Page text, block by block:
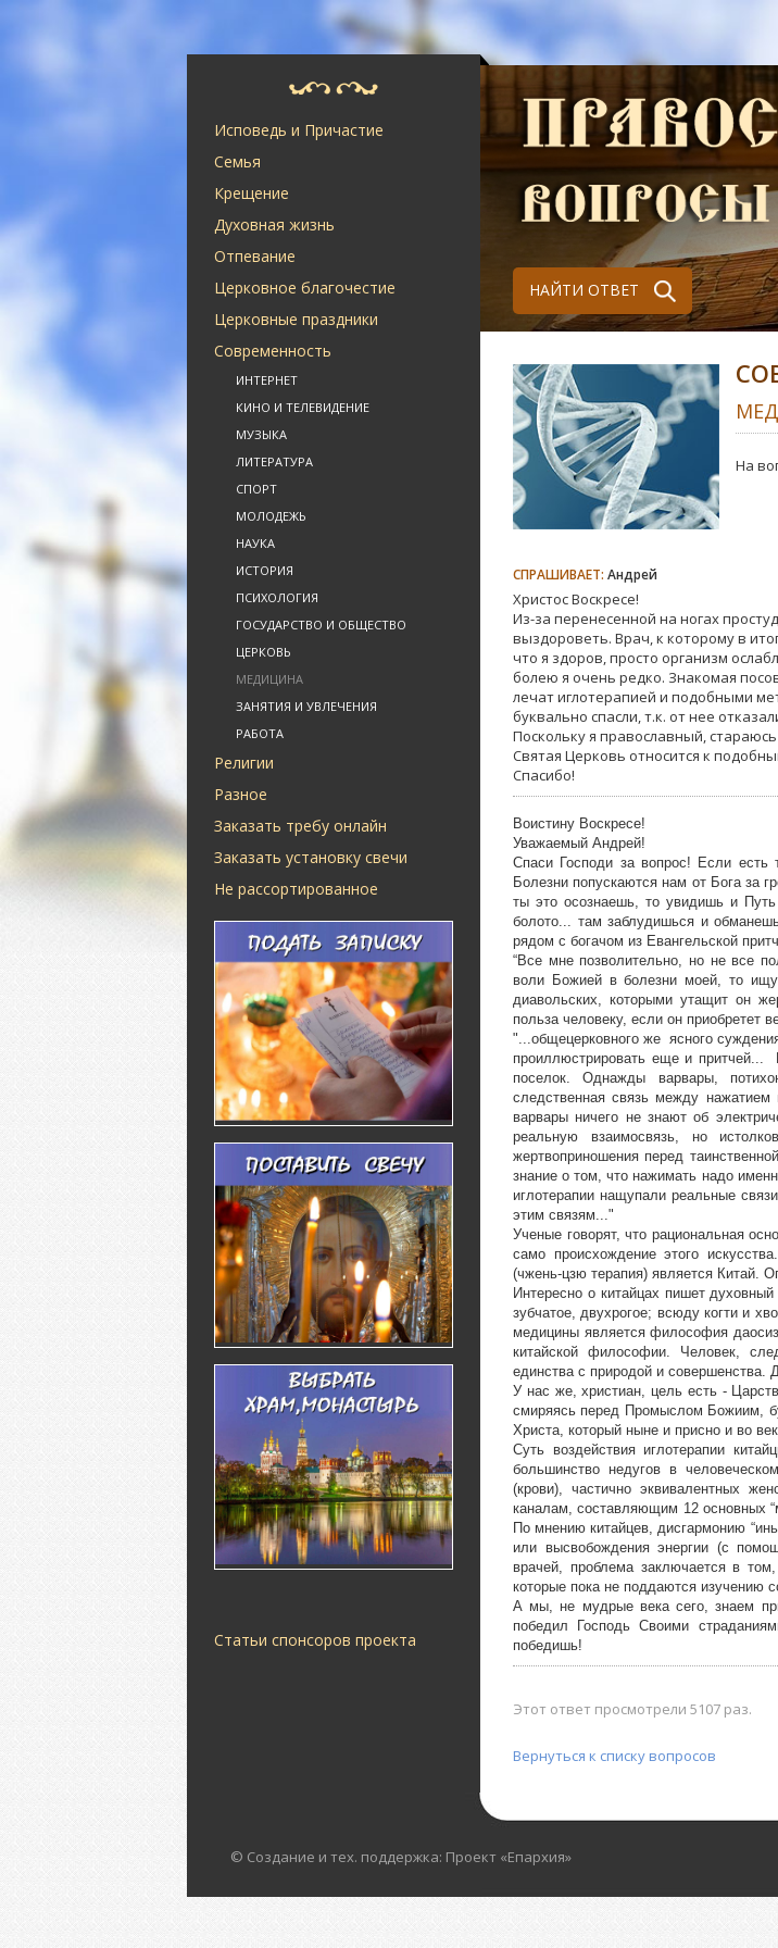
Исповедь и Причастие
Семья
Крещение
Духовная жизнь
Отпевание
Церковное благочестие
Церковные праздники
Современность
ИНТЕРНЕТ
КИНО И ТЕЛЕВИДЕНИЕ
МУЗЫКА
ЛИТЕРАТУРА
СПОРТ
МОЛОДЕЖЬ
НАУКА
ИСТОРИЯ
ПСИХОЛОГИЯ
ГОСУДАРСТВО И ОБЩЕСТВО
ЦЕРКОВЬ
МЕДИЦИНА
ЗАНЯТИЯ И УВЛЕЧЕНИЯ
РАБОТА
Религии
Разное
Заказать требу онлайн
Заказать установку свечи
Не рассортированное
Статьи спонсоров проекта
НАЙТИ ОТВЕТ
На
СПРАШИВАЕТ: Андрей
Христос Воскресе!
Из-за перенесенной на ногах
выздороветь. Врач, к которому в
что я здоров, просто организм
болею я очень редко. Знакомая
лечат иглотерапией и подобными
буквально спасли, т.к. от нее
Поскольку я православный,
Святая Церковь относится к
Спасибо!
Воистину Воскресе!
Уважаемый Андрей!
Спаси Господи за вопрос! Если есть
Болезни попускаются нам от Бога за
ты это осознаешь, то увидишь и
болото... там заблудишься и
рядом с богачом из Евангельской
“Все мне позволительно, но не все
воли Божией в болезни моей, то ищу
диавольских, которыми утащит он
польза человеку, если он приобретет
"...общецерковного же ясного
проиллюстрировать еще и притчей...
поселок. Однажды варвары,
следственная связь между
варвары ничего не знают об
реальную взаимосвязь, но
жертвоприношения перед
знание о том, что нажимать надо
иглотерапии нащупали реальные
этим связям..."
Ученые говорят, что рациональная
само происхождение этого
(чжень-цзю терапия) является Китай.
Интересно о китайцах пишет
зубчатое, двухрогое; всюду когти и
медицины является философия
китайской философии. Человек,
единства с природой и совершенства.
У нас же, христиан, цель есть -
смиряясь перед Промыслом Божиим,
Христа, который ныне и присно и во
Суть воздействия иглотерапии
большинство недугов в
(крови), частично эквивалентных
каналам, составляющим 12 основных
По мнению китайцев, дисгармонию
или высвобождения энергии (с
врачей, проблема заключается в
которые пока не поддаются изучению
А мы, не мудрые века сего, знаем
победил Господь Своими
победишь!
Этот ответ просмотрели 5107 раз.
Вернуться к списку вопросов
© Создание и тех. поддержка: Проект «Епархия»